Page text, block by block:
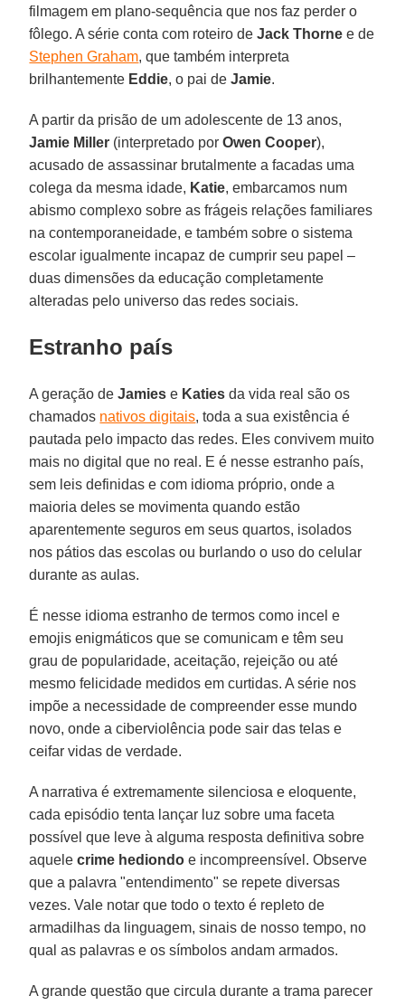
filmagem em plano-sequência que nos faz perder o
fôlego. A série conta com roteiro deJack Thorne e de
Stephen Graham, que também interpreta
brilhantemente Eddie, o pai deJamie.
A partir da prisão de um adolescente de 13 anos,
Jamie Miller (interpretado porOwen Cooper),
acusado de assassinar brutalmente a facadas uma
colega da mesma idade, Katie, embarcamos num
abismo complexo sobre as frágeis relações familiares
na contemporaneidade, e também sobre o sistema
escolar igualmente incapaz de cumprir seu papel –
duas dimensões da educação completamente
alteradas pelo universo das redes sociais.
Estranho país
A geração deJamies e Katies da vida real são os
chamados nativos digitais, toda a sua existência é
pautada pelo impacto das redes. Eles convivem muito
mais no digital que no real. E é nesse estranho país,
sem leis definidas e com idioma próprio, onde a
maioria deles se movimenta quando estão
aparentemente seguros em seus quartos, isolados
nos pátios das escolas ou burlando o uso do celular
durante as aulas.
É nesse idioma estranho de termos como incel e
emojis enigmáticos que se comunicam e têm seu
grau de popularidade, aceitação, rejeição ou até
mesmo felicidade medidos em curtidas. A série nos
impõe a necessidade de compreender esse mundo
novo, onde a ciberviolência pode sair das telas e
ceifar vidas de verdade.
A narrativa é extremamente silenciosa e eloquente,
cada episódio tenta lançar luz sobre uma faceta
possível que leve à alguma resposta definitiva sobre
aquelecrime hediondo e incompreensível. Observe
que a palavra "entendimento" se repete diversas
vezes. Vale notar que todo o texto é repleto de
armadilhas da linguagem, sinais de nosso tempo, no
qual as palavras e os símbolos andam armados.
A grande questão que circula durante a trama parecer